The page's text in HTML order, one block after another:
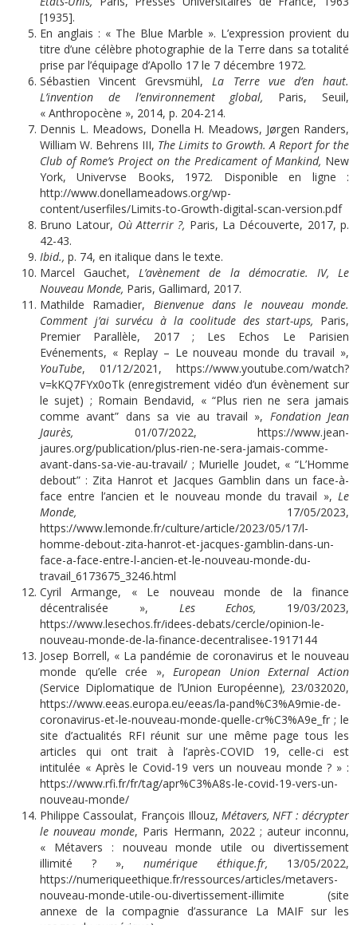
[1935].
En anglais : « The Blue Marble ». L’expression provient du
titre d’une célèbre photographie de la Terre dans sa totalité
prise par l’équipage d’Apollo 17 le 7 décembre 1972.
Sébastien Vincent Grevsmühl, La Terre vue d’en haut.
L’invention de l’environnement global, Paris, Seuil,
« Anthropocène », 2014, p. 204-214.
Dennis L. Meadows, Donella H. Meadows, Jørgen Randers,
William W. Behrens III, The Limits to Growth. A Report for the
Club of Rome’s Project on the Predicament of Mankind, New
York, Univervse Books, 1972. Disponible en ligne :
http://www.donellameadows.org/wp-
content/userfiles/Limits-to-Growth-digital-scan-version.pdf
Bruno Latour, Où Atterrir ?, Paris, La Découverte, 2017, p.
42-43.
Ibid., p. 74, en italique dans le texte.
Marcel Gauchet, L’avènement de la démocratie. IV, Le
Nouveau Monde, Paris, Gallimard, 2017.
Mathilde Ramadier, Bienvenue dans le nouveau monde.
Comment j’ai survécu à la coolitude des start-ups, Paris,
Premier Parallèle, 2017 ; Les Echos Le Parisien
Evénements, « Replay – Le nouveau monde du travail »,
YouTube, 01/12/2021, https://www.youtube.com/watch?
v=kKQ7FYx0oTk (enregistrement vidéo d’un évènement sur
le sujet) ; Romain Bendavid, « “Plus rien ne sera jamais
comme avant” dans sa vie au travail », Fondation Jean
Jaurès, 01/07/2022, https://www.jean-
jaures.org/publication/plus-rien-ne-sera-jamais-comme-
avant-dans-sa-vie-au-travail/ ; Murielle Joudet, « “L’Homme
debout” : Zita Hanrot et Jacques Gamblin dans un face-à-
face entre l’ancien et le nouveau monde du travail », Le
Monde, 17/05/2023,
https://www.lemonde.fr/culture/article/2023/05/17/l-
homme-debout-zita-hanrot-et-jacques-gamblin-dans-un-
face-a-face-entre-l-ancien-et-le-nouveau-monde-du-
travail_6173675_3246.html
Cyril Armange, « Le nouveau monde de la finance
décentralisée », Les Echos, 19/03/2023,
https://www.lesechos.fr/idees-debats/cercle/opinion-le-
nouveau-monde-de-la-finance-decentralisee-1917144
Josep Borrell, « La pandémie de coronavirus et le nouveau
monde qu’elle crée », European Union External Action
(Service Diplomatique de l’Union Européenne), 23/032020,
https://www.eeas.europa.eu/eeas/la-pand%C3%A9mie-de-
coronavirus-et-le-nouveau-monde-quelle-cr%C3%A9e_fr ; le
site d’actualités RFI réunit sur une même page tous les
articles qui ont trait à l’après-COVID 19, celle-ci est
intitulée « Après le Covid-19 vers un nouveau monde ? » :
https://www.rfi.fr/fr/tag/apr%C3%A8s-le-covid-19-vers-un-
nouveau-monde/
Philippe Cassoulat, François Illouz, Métavers, NFT : décrypter
le nouveau monde, Paris Hermann, 2022 ; auteur inconnu,
« Métavers : nouveau monde utile ou divertissement
illimité ? », numérique éthique.fr, 13/05/2022,
https://numeriqueethique.fr/ressources/articles/metavers-
nouveau-monde-utile-ou-divertissement-illimite (site
annexe de la compagnie d’assurance La MAIF sur les